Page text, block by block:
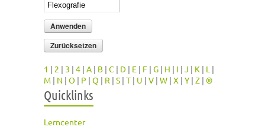
1 | 2 | 3 | 4 | A | B | C | D | E | F | G | H | I | J | K | L |
M | N | O | P | Q | R | S | T | U | V | W | X | Y | Z | ®
Quicklinks
Lerncenter